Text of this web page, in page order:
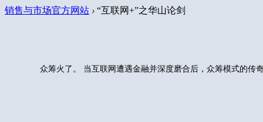
销售与市场官方网站 › “互联网+”之华山论剑
众筹火了。 当互联网遭遇金融并深度磨合后，众筹模式的传